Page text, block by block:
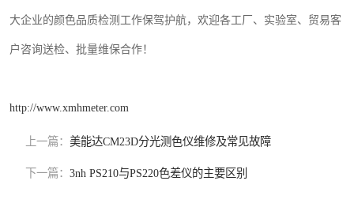
大企业的颜色品质检测工作保驾护航，欢迎各工厂、实验室、贸易客
户咨询送检、批量维保合作！
http://www.xmhmeter.com
上一篇： 美能达CM23D分光测色仪维修及常见故障
下一篇： 3nh PS210与PS220色差仪的主要区别